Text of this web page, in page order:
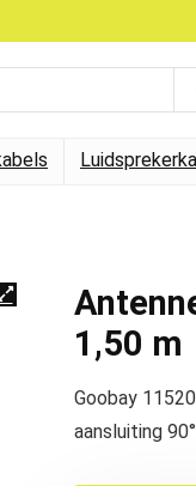
1,50 m
Goobay
aansluiting 90°